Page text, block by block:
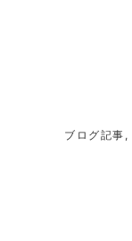
ブログ記事 ,